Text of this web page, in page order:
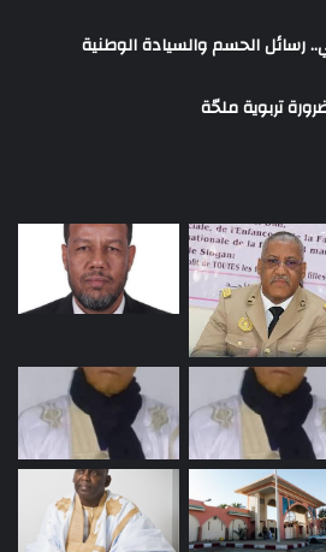
رسائل الحسم والسيادة الوطنية
تربوية ملحّة